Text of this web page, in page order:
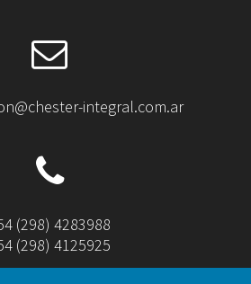
integral.com.ar
(298) 4283988
(298) 4125925